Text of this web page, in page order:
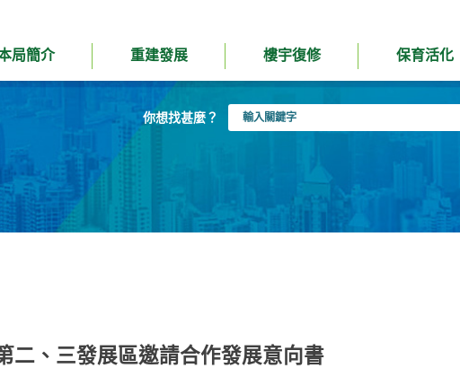
局簡介 重建發展 樓宇復修 保育活化
你想找甚麼？
入
二、三發展區邀請合作發展意向書